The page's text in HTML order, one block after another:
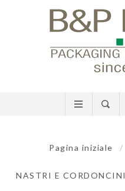
Pagina iniziale /
NASTRI E CORDONCINI